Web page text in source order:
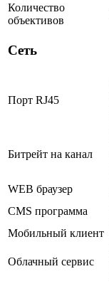
Количество
объективов
Сеть
Порт RJ45
Битрейт на канал
WEB браузер
CMS программа
Мобильный клиент
Облачный сервис